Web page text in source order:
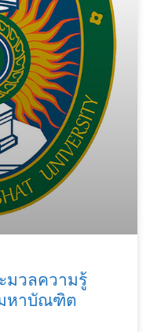
มวลความรู้
หาบัณฑิต